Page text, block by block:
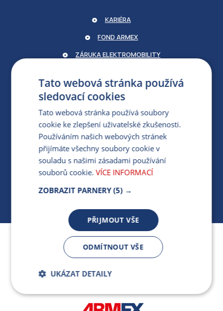
Jsme součástí skupiny ARMEX a členem Asociace
nezávislých dodavatelů energií.
KARIÉRA
FOND ARMEX
ZÁRUKA ELEKTROMOBILITY
PRO MÉDIA
MÁM DOTAZ KE STÁVAJÍCÍ SMLOUVĚ
412 154 154
PO-PÁ 7:30-17:00
Tato webová stránka používá
sledovací cookies
Tato webová stránka používá soubory
cookie ke zlepšení uživatelské zkušenosti.
Používáním našich webových stránek
přijímáte všechny soubory cookie v
souladu s našimi zásadami používání
souborů cookie. VÍCE INFORMACÍ
ZOBRAZIT PARNERY (5) →
PŘIJMOUT VŠE
ODMÍTNOUT VŠE
UKÁZAT DETAILY
Bezpodmínečně
nutné soubory
Výkonnostní